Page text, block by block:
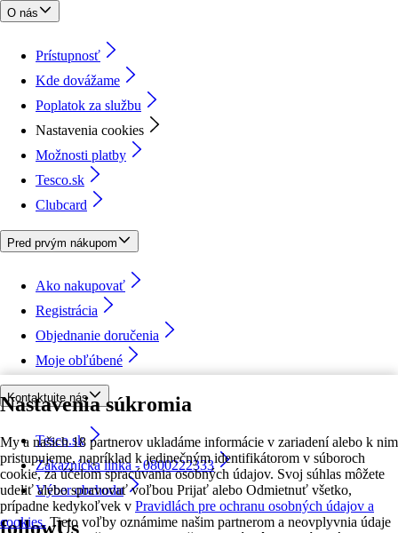
Nastavenia súkromia
My a našich 18 partnerov ukladáme informácie v zariadení alebo k nim
pristupujeme, napríklad k jedinečným identifikátorom v súboroch
cookie, za účelom spracúvania osobných údajov. Svoj súhlas môžete
udeliť alebo spravovať voľbou Prijať alebo Odmietnuť všetko,
prípadne kedykoľvek v Pravidlách pre ochranu osobných údajov a
cookies. Tieto voľby oznámime našim partnerom a neovplyvnia údaje
O nás
Prístupnosť
Kde dovážame
Poplatok za službu
Nastavenia cookies
Možnosti platby
Tesco.sk
Clubcard
Pred prvým nákupom
Ako nakupovať
Registrácia
Objednanie doručenia
Moje obľúbené
Kontaktujte nás
Tesco.sk
Zákaznícka linka - 0800222333
Výber obchodu
followUs